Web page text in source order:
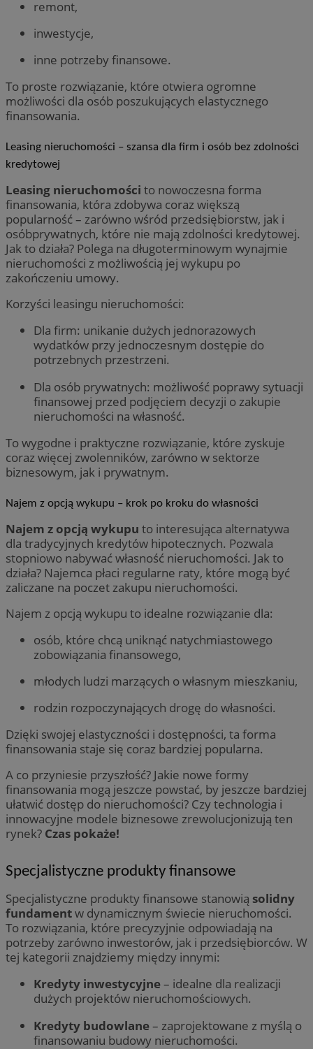
remont,
inwestycje,
inne potrzeby finansowe.
To proste rozwiązanie, które otwiera ogromne
możliwości dla osób poszukujących elastycznego
finansowania.
Leasing nieruchomości – szansa dla firm i osób bez zdolności
kredytowej
Leasing nieruchomości to nowoczesna forma
finansowania, która zdobywa coraz większą
popularność – zarówno wśród przedsiębiorstw, jak i
osóbprywatnych, które nie mają zdolności kredytowej.
Jak to działa? Polega na długoterminowym wynajmie
nieruchomości z możliwością jej wykupu po
zakończeniu umowy.
Korzyści leasingu nieruchomości:
Dla firm: unikanie dużych jednorazowych
wydatków przy jednoczesnym dostępie do
potrzebnych przestrzeni.
Dla osób prywatnych: możliwość poprawy sytuacji
finansowej przed podjęciem decyzji o zakupie
nieruchomości na własność.
To wygodne i praktyczne rozwiązanie, które zyskuje
coraz więcej zwolenników, zarówno w sektorze
biznesowym, jak i prywatnym.
Najem z opcją wykupu – krok po kroku do własności
Najem z opcją wykupu to interesująca alternatywa
dla tradycyjnych kredytów hipotecznych. Pozwala
stopniowo nabywać własność nieruchomości. Jak to
działa? Najemca płaci regularne raty, które mogą być
zaliczane na poczet zakupu nieruchomości.
Najem z opcją wykupu to idealne rozwiązanie dla:
osób, które chcą uniknąć natychmiastowego
zobowiązania finansowego,
młodych ludzi marzących o własnym mieszkaniu,
rodzin rozpoczynających drogę do własności.
Dzięki swojej elastyczności i dostępności, ta forma
finansowania staje się coraz bardziej popularna.
A co przyniesie przyszłość? Jakie nowe formy
finansowania mogą jeszcze powstać, by jeszcze bardziej
ułatwić dostęp do nieruchomości? Czy technologia i
innowacyjne modele biznesowe zrewolucjonizują ten
rynek? Czas pokaże!
Specjalistyczne produkty finansowe
Specjalistyczne produkty finansowe stanowią solidny
fundamentw dynamicznym świecie nieruchomości.
To rozwiązania, które precyzyjnie odpowiadają na
potrzeby zarówno inwestorów, jak i przedsiębiorców. W
tej kategorii znajdziemy między innymi:
Kredyty inwestycyjne– idealne dla realizacji
dużych projektów nieruchomościowych.
Kredyty budowlane– zaprojektowane z myślą o
finansowaniu budowy nieruchomości.